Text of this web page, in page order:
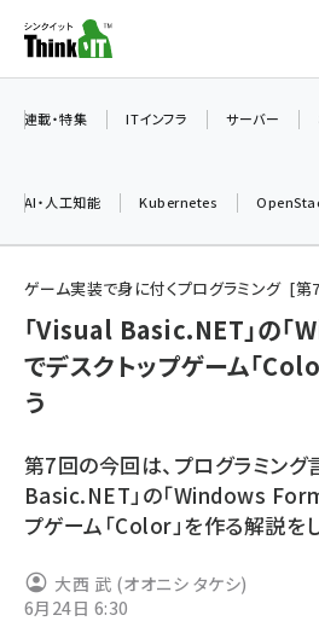
ン
ツ
加藤銘のチーム貢献～仲間
iot女子会 (2281)
drupal (1956)
genai (1484)
abc123 (1360)
ai crunch (1355)
連載・特集 ITインフラ サーバー
AI・人工知能 Kubernetes
ゲーム実装で身に付くプログラミング 第
「Visual Basic.NET」の「
でデスクトップゲーム「
う
第7回の今回は、プログラミング
Basic.NET」の「Windows
プゲーム「Color」を作る解説をし
大西 武 (オオニシ タケシ)
6月24日 6:30